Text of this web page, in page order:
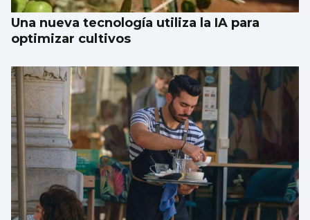
Una nueva tecnología utiliza la IA para
optimizar cultivos